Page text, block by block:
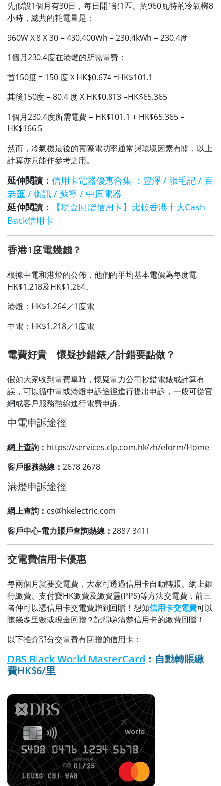
先假設1個月有30日，每日開1部1匹、約960瓦特的冷氣機8
小時，總共的耗電量是：
960W X 8 X 30 = 430,400Wh = 230.4kWh = 230.4度
1個月230.4度在港燈的所需電費：
首150度 = 150 度 X HK$0.674 =HK$101.1
其後150度 = 80.4 度 X HK$0.813 =HK$65.365
1個月230.4度所需電費 = HK$101.1 + HK$65.365 =
HK$166.5
然而，冷氣機最後的實際電功率通常與環境因素有關，以上
計算亦只能作參考之用。
延伸閱讀： 信用卡電器優惠合集 ：豐澤 / 張毛記 / 百
老匯 / 衛訊 / 蘇寧 / 中原電器
延伸閱讀：
【現金回贈信用卡】比較香港十大Cash
Back信用卡
香港1度電幾錢？
根據中電和港燈的公佈，他們的平均基本電價為每度電
HK$1.218及HK$1.264。
港燈：HK$1.264／1度電
中電：HK$1.218／1度電
電費好貴 懷疑抄錯錶／計錯要點做？
假如大家收到電費單時，懷疑電力公司抄錯電錶或計算有
誤，可以循中電或港燈申訴途徑進行提出申訴，一般可從官
網或客戶服務熱線進行電費申訴。
中電申訴途徑
網上查詢： https://services.clp.com.hk/zh/eform/Home
客戶服務熱線： 2678 2678
港燈申訴途徑
網上查詢： cs@hkelectric.com
客戶中心-電力賬戶查詢熱線： 2887 3411
交電費信用卡優惠
每兩個月就要交電費，大家可透過信用卡自動轉賬、網上銀
行繳費、支付寶HK繳費及繳費靈(PPS)等方法交電費，前三
者仲可以憑信用卡交電費贈到回贈！想知信用卡交電費可以
賺幾多里數或現金回贈？記得睇清楚信用卡的繳費回贈！
以下推介部分交電費有回贈的信用卡：
DBS Black World MasterCard ：自動轉賬繳
費HK$6/里